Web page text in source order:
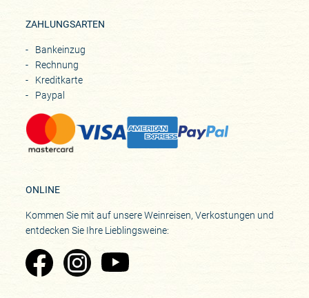
ZAHLUNGSARTEN
Bankeinzug
Rechnung
Kreditkarte
Paypal
ONLINE
Kommen Sie mit auf unsere Weinreisen, Verkostungen und
entdecken Sie Ihre Lieblingsweine:
Zu Pinard's Facebook-Seite
Zu Pinard's Instagram-Seite
Zu Pinard's YouTube-Seite